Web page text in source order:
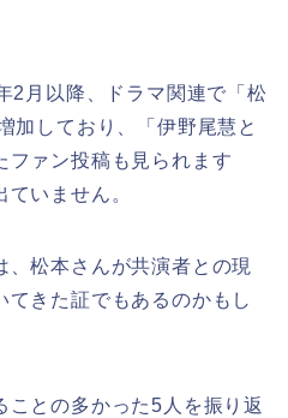
2月以降、ドラマ関連で「松
加しており、「伊野尾慧と
ファン投稿も見られます
いません。
、松本さんが共演者との現
きた証でもあるのかもし
ことの多かった5人を振り返